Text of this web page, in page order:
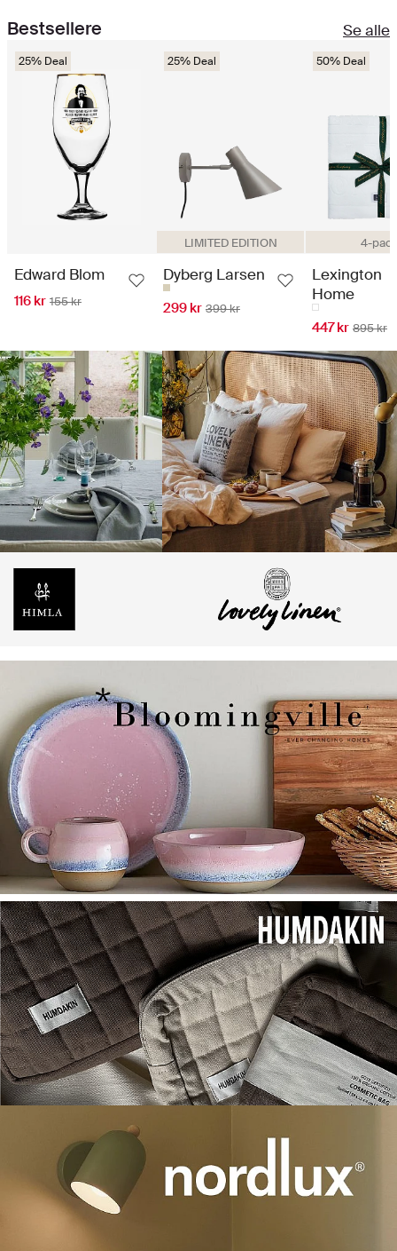
Bestsellere Se alle
25% Deal
Edward Blom
116 kr 155 kr
LIMITED EDITION
25% Deal
Dyberg Larsen
299 kr 399 kr
4-pack
50% Deal
Lexington
Home
447 kr 895 kr